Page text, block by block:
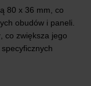
80 x 36 mm, co
obudów i paneli.
, co zwiększa jego